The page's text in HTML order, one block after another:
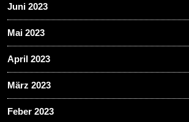
Juni 2023
Mai 2023
April 2023
März 2023
Feber 2023